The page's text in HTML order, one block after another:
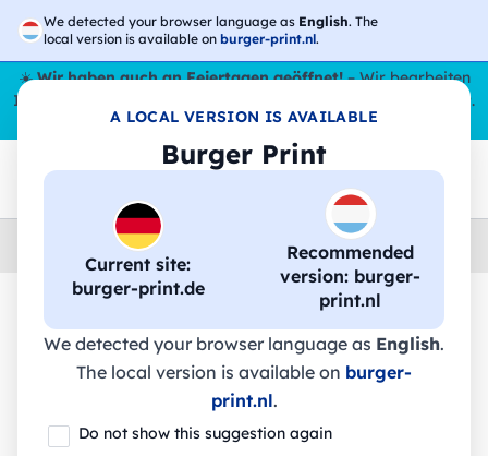
We detected your browser language as English. The
local version is available on burger-print.nl.
A LOCAL VERSION IS AVAILABLE
Burger Print
Current site:
burger-print.de
Recommended
version: burger-
print.nl
We detected your browser language as English.
The local version is available on burger-
print.nl.
Do not show this suggestion again
☀️Wir haben auch an Feiertagen geöffnet!– Wir bearbeiten
Ihre Bestellungen den ganzen Sommer über,
sogar im August.
😎🌴
Zubehoer taschen-personalisiert
🔥 -30 % DTF-Druck
Revivo Pouch S - BS913S - Black Spider